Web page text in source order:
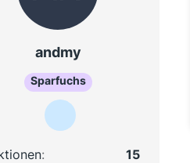
andmy
Sparfuchs
15